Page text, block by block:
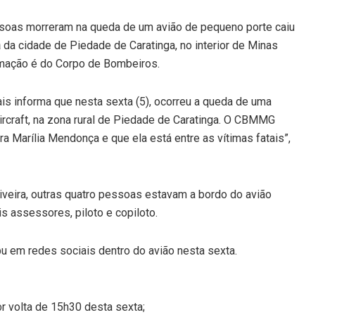
morreram na queda de um avião de pequeno porte caiu
cidade de Piedade de Caratinga, no interior de Minas
é do Corpo de Bombeiros.
informa que nesta sexta (5), ocorreu a queda de uma
na zona rural de Piedade de Caratinga. O CBMMG
Marília Mendonça e que ela está entre as vítimas fatais”,
outras quatro pessoas estavam a bordo do avião
assessores, piloto e copiloto.
em redes sociais dentro do avião nesta sexta.
volta de 15h30 desta sexta;